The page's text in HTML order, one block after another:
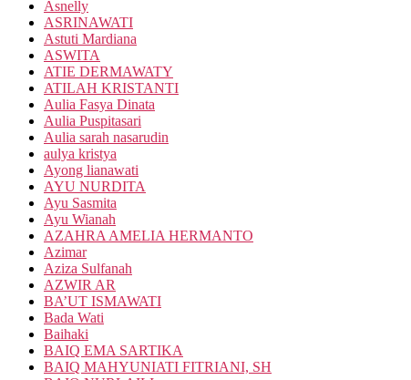
Asnelly
ASRINAWATI
Astuti Mardiana
ASWITA
ATIE DERMAWATY
ATILAH KRISTANTI
Aulia Fasya Dinata
Aulia Puspitasari
Aulia sarah nasarudin
aulya kristya
Ayong lianawati
AYU NURDITA
Ayu Sasmita
Ayu Wianah
AZAHRA AMELIA HERMANTO
Azimar
Aziza Sulfanah
AZWIR AR
BA’UT ISMAWATI
Bada Wati
Baihaki
BAIQ EMA SARTIKA
BAIQ MAHYUNIATI FITRIANI, SH